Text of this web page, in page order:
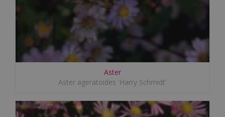
Aster
Aster ageratoides 'Harry Schmidt'